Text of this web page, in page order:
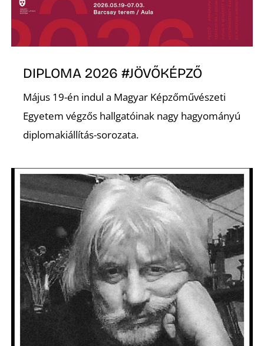
DIPLOMA 2026 #JÖVŐKÉPZŐ
Május 19-én indul a Magyar Képzőművészeti
Egyetem végzős hallgatóinak nagy hagyományú
diplomakiállítás-sorozata.